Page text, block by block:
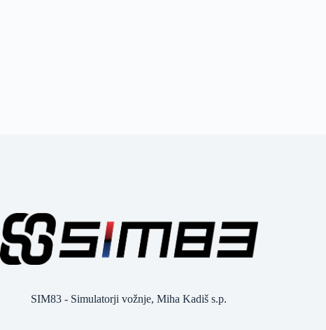
SIM83 - Simulatorji vožnje, Miha Kadiš s.p.